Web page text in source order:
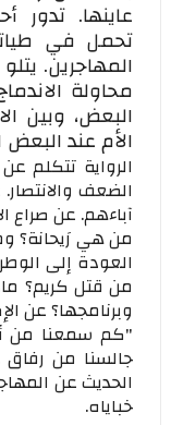
عاينها. تدور
تحمل في
المهاجرين.
محاولة
البعض، وبين
الأم عند البعض
الرواية تتكلم
الضعف
آباءهم. عن صراع
من هي رَيحانة؟
العودة إلى
من قتل كريم؟
وبرنامجها؟ عن
"كم سمعنا من
جالسنا من
الحديث عن
خباياه.